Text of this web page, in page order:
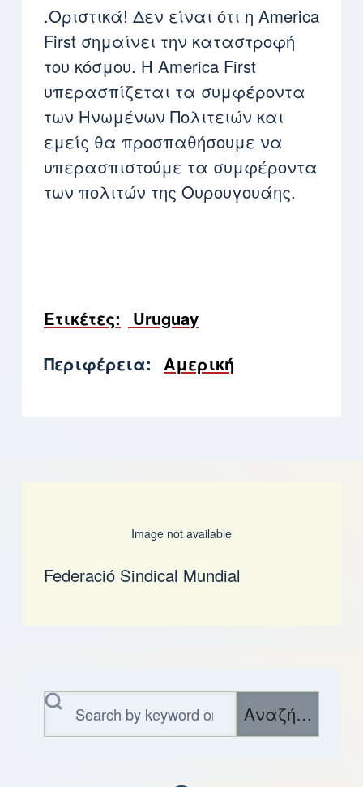
.Οριστικά! Δεν είναι ότι η America
First σημαίνει την καταστροφή
του κόσμου. Η America First
υπερασπίζεται τα συμφέροντα
των Ηνωμένων Πολιτειών και
εμείς θα προσπαθήσουμε να
υπερασπιστούμε τα συμφέροντα
των πολιτών της Ουρουγουάης.
Ετικέτες
Uruguay
Περιφέρεια
Αμερική
Image not available
Federació Sindical Mundial
Αναζήτηση